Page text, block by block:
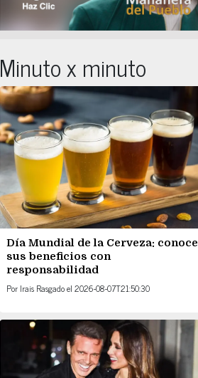
Minuto x minuto
Día Mundial de la Cerveza: conoce
sus beneficios con
responsabilidad
Por Irais Rasgadoel 2026-08-07T21:50:30